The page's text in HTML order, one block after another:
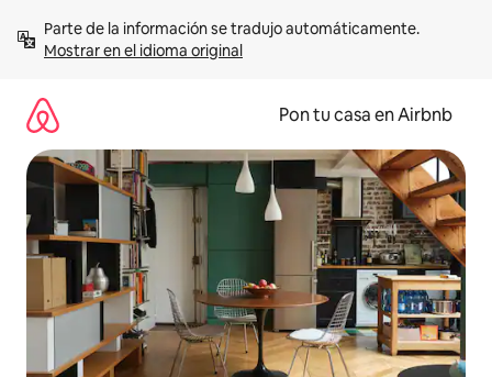
contenidoMostrar en el idioma original
Pon tu casa en Airbnb